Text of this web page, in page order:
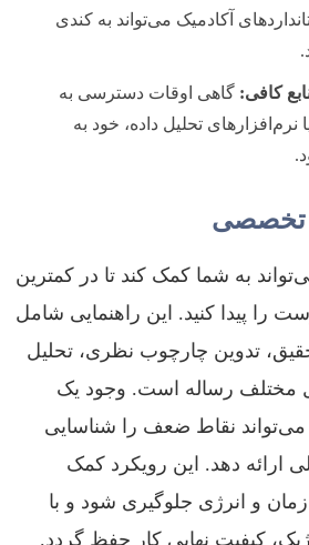
آکادمیک می‌تواند به کندی
کافی: گاهی اوقات دسترسی به
نرم‌افزارهای تحلیل داده، خود به
تخصصی
به شما کمک کند تا در کمترین
را پیدا کنید. این راهنمایی شامل
تدوین چارچوب نظری، تحلیل
مختلف رساله است. وجود یک
می‌تواند نقاط ضعف را شناسایی
ارائه دهد. این رویکرد کمک
و انرژی جلوگیری شود و با
کیفیت نهایی کار حفظ گردد.